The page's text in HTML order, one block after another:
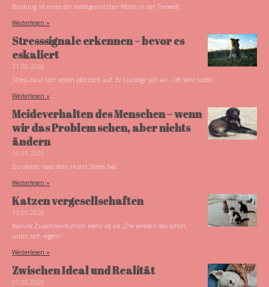
Bindung ist eines der meistgenutzten Worte in der Tierwelt.
Weiterlesen »
Stresssignale erkennen – bevor es
eskaliert
21.05.2026
Stress baut sich selten plötzlich auf. Er kündigt sich an – oft sehr subtil.
Weiterlesen »
Meideverhalten des Menschen – wenn
wir das Problem sehen, aber nichts
ändern
19.05.2026
Du siehst, dass dein Hund Stress hat.
Weiterlesen »
Katzen vergesellschaften
13.05.2026
Warum Zusammenführen mehr ist als „Die werden das schon
unter sich regeln“
Weiterlesen »
Zwischen Ideal und Realität
07.05.2026